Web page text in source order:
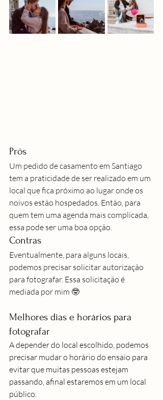
Prós
Um pedido de casamento em Santiago
tem a praticidade de ser realizado em um
local que fica próximo ao lugar onde os
noivos estão hospedados. Então, para
quem tem uma agenda mais complicada,
essa pode ser uma boa opção.
Contras
Eventualmente, para alguns locais,
podemos precisar solicitar autorização
para fotografar. Essa solicitação é
mediada por mim 🤓
Melhores dias e horários para
fotografar
A depender do local escolhido, podemos
precisar mudar o horário do ensaio para
evitar que muitas pessoas estejam
passando, afinal estaremos em um local
público.